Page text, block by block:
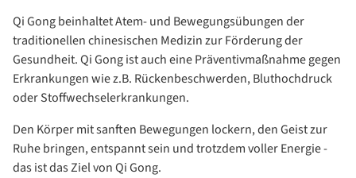
Qi Gong beinhaltet Atem- und Bewegungsübungen der
traditionellen chinesischen Medizin zur Förderung der
Gesundheit. Qi Gong ist auch eine Präventivmaßnahme gegen
Erkrankungen wie z.B. Rückenbeschwerden, Bluthochdruck
oder Stoffwechselerkrankungen.
Den Körper mit sanften Bewegungen lockern, den Geist zur
Ruhe bringen, entspannt sein und trotzdem voller Energie -
das ist das Ziel von Qi Gong.